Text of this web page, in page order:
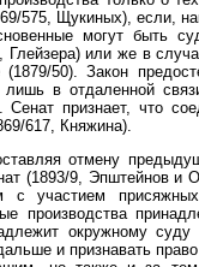
575, Щукиных), если,
могут быть
или же в
50). Закон
в отдаленной
признает, что
617, Княжина).
отмену
(1893/9, Эпштейнов и
участием присяжных
производства
окружному
и признавать